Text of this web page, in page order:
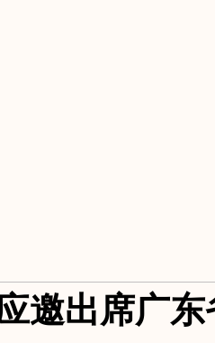
邀出席广